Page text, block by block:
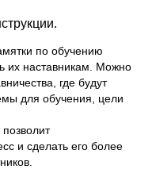
по обучению
их наставникам. Можно
где будут
для обучения, цели
и сделать его более